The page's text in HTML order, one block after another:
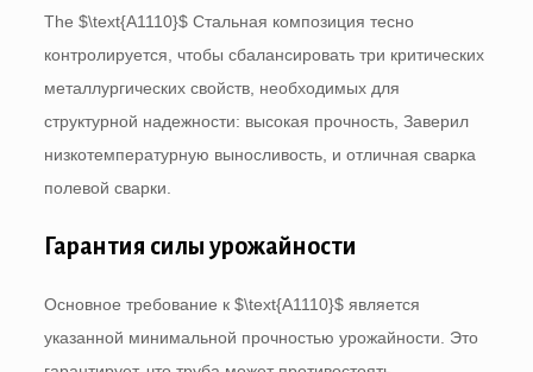
The $\text{A1110}$Стальная композиция тесно
контролируется, чтобы сбалансировать три критических
металлургических свойств, необходимых для
структурной надежности: высокая прочность, Заверил
низкотемпературную выносливость, и отличная сварка
полевой сварки.
Гарантия силы урожайности
Основное требование к $\text{A1110}$является
указанной минимальной прочностью урожайности. Это